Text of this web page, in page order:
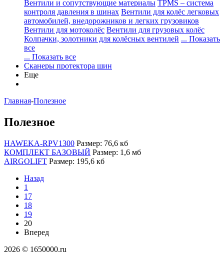
Вентили и сопутствующие материалы TPMS – система
контроля давления в шинах Вентили для колёс легковых
автомобилей, внедорожников и легких грузовиков
Вентили для мотоколёс Вентили для грузовых колёс
Колпачки, золотники для колёсных вентилей ... Показать
все
... Показать все
Сканеры протектора шин
Еще
Главная-Полезное
Полезное
HAWEKA-RPV1300 Размер: 76,6 кб
КОМПЛЕКТ БАЗОВЫЙ Размер: 1,6 мб
AIRGOLIFT Размер: 195,6 кб
Назад
1
17
18
19
20
Вперед
2026 © 1650000.ru